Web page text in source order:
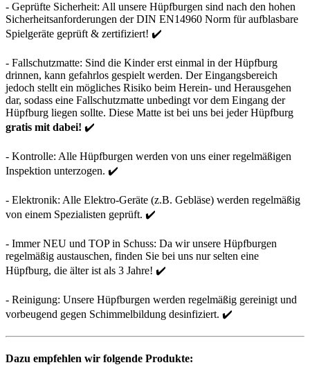
- Geprüfte Sicherheit: All unsere Hüpfburgen sind nach den hohen
Sicherheitsanforderungen der DIN EN14960 Norm für aufblasbare
Spielgeräte geprüft & zertifiziert! ✔️
- Fallschutzmatte: Sind die Kinder erst einmal in der Hüpfburg
drinnen, kann gefahrlos gespielt werden. Der Eingangsbereich
jedoch stellt ein mögliches Risiko beim Herein- und Herausgehen
dar, sodass eine Fallschutzmatte unbedingt vor dem Eingang der
Hüpfburg liegen sollte. Diese Matte ist bei uns bei jeder Hüpfburg
gratis mit dabei! ✔️
- Kontrolle: Alle Hüpfburgen werden von uns einer regelmäßigen
Inspektion unterzogen. ✔️
- Elektronik: Alle Elektro-Geräte (z.B. Gebläse) werden regelmäßig
von einem Spezialisten geprüft. ✔️
- Immer NEU und TOP in Schuss: Da wir unsere Hüpfburgen
regelmäßig austauschen, finden Sie bei uns nur selten eine
Hüpfburg, die älter ist als 3 Jahre! ✔️
- Reinigung: Unsere Hüpfburgen werden regelmäßig gereinigt und
vorbeugend gegen Schimmelbildung desinfiziert. ✔️
Dazu empfehlen wir folgende Produkte: